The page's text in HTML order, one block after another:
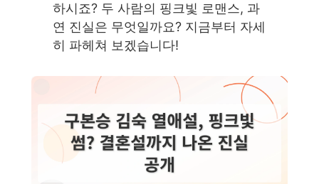
하시죠? 두 사람의 핑크빛 로맨스, 과
연 진실은 무엇일까요? 지금부터 자세
히 파헤쳐 보겠습니다!